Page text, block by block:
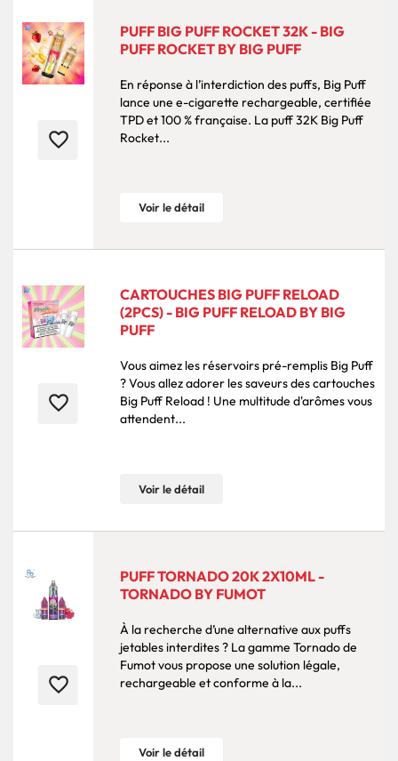
favorite_border
PUFF BIG PUFF ROCKET 32K - BIG
PUFF ROCKET BY BIG PUFF
En réponse à l’interdiction des puffs, Big Puff
lance une e-cigarette rechargeable, certifiée
TPD et 100 % française. La puff 32K Big Puff
Rocket...
Voir le détail
favorite_border
CARTOUCHES BIG PUFF RELOAD
(2PCS) - BIG PUFF RELOAD BY BIG
PUFF
Vous aimez les réservoirs pré-remplis Big Puff
? Vous allez adorer les saveurs des cartouches
Big Puff Reload ! Une multitude d'arômes vous
attendent...
Voir le détail
favorite_border
PUFF TORNADO 20K 2X10ML -
TORNADO BY FUMOT
À la recherche d’une alternative aux puffs
jetables interdites ? La gamme Tornado de
Fumot vous propose une solution légale,
rechargeable et conforme à la...
Voir le détail